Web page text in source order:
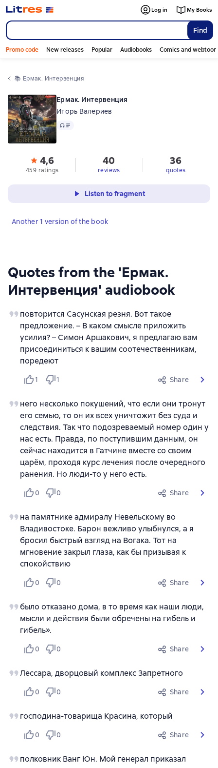
Find
Log in My Books
Promo code New releases Popular Audiobooks Comics and
📚 Ермак. Интервенция
Quotes from the 'Ермак.
Интервенция' audiobook
повторится Сасунская резня. Вот такое
предложение. – В каком смысле приложить
усилия? – Симон Аршакович, я предлагаю вам
присоединиться к вашим соотечественникам,
поредеют
1 1 Share
него несколько покушений, что если они тронут
его семью, то он их всех уничтожит без суда и
следствия. Так что подозреваемый номер один у
нас есть. Правда, по поступившим данным, он
сейчас находится в Гатчине вместе со своим
царём, проходя курс лечения после очередного
ранения. Но люди-то у него есть.
0 0 Share
на памятнике адмиралу Невельскому во
Владивостоке. Барон вежливо улыбнулся, а я
бросил быстрый взгляд на Вогака. Тот на
мгновение закрыл глаза, как бы призывая к
спокойствию
0 0 Share
было отказано дома, в то время как наши люди,
мысли и действия были обречены на гибель и
гибель».
0 0 Share
Лессара, дворцовый комплекс Запретного
0 0 Share
господина-товарища Красина, который
0 0 Share
полковник Ванг Юн. Мой генерал приказал
Ермак. Интервенция
Игорь Валериев
Audio
4,6
459 ratings
40
reviews
36
quotes
Listen to fragment
Another 1 version of the book